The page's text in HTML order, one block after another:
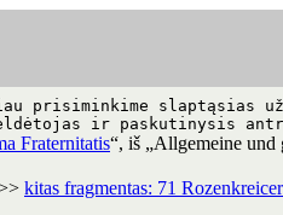
prisiminkime slaptąsias
ir paskutinysis
Fraternitatis“, iš „Allgemeine und
kitas fragmentas: 71